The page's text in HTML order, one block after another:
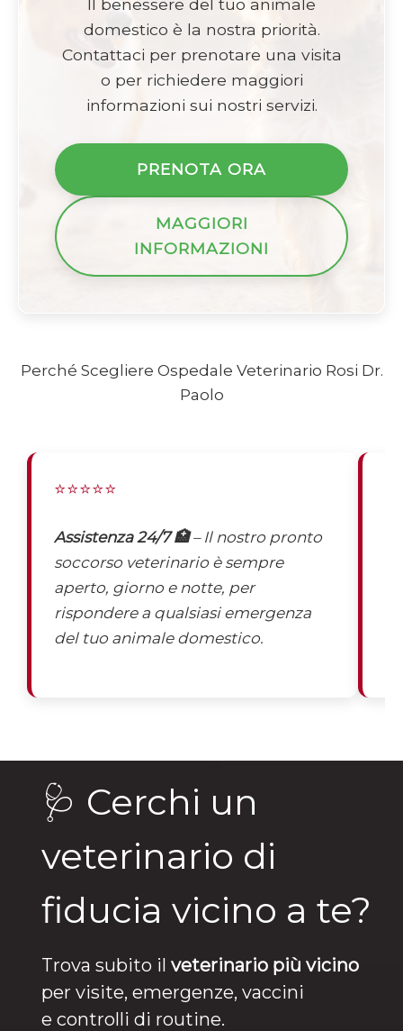
domestico è la nostra priorità.
Contattaci per prenotare una visita
o per richiedere maggiori
informazioni sui nostri servizi.
PRENOTA ORA
MAGGIORI
INFORMAZIONI
Perché Scegliere Ospedale Veterinario Rosi Dr.
Paolo
⭐⭐⭐⭐⭐
Assistenza 24/7 🏥– Il nostro pronto
soccorso veterinario è sempre
aperto, giorno e notte, per
rispondere a qualsiasi emergenza
del tuo animale domestico.
🩺 Cerchi un
veterinario di
fiducia vicino a te?
Trova subito il veterinario più vicino
per visite, emergenze, vaccini
e controlli di routine.